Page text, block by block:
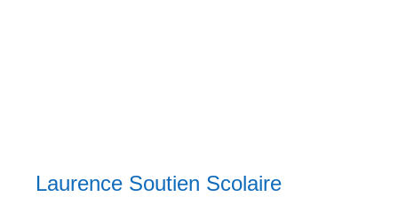
Laurence Soutien Scolaire